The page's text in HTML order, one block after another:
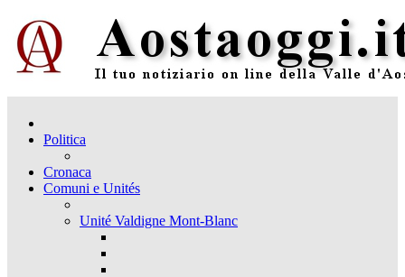
Politica
Cronaca
Comuni e Unités
Unité Valdigne Mont-Blanc